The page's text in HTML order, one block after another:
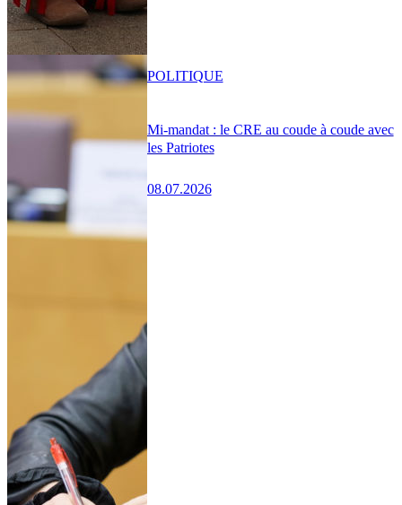
Mi-mandat : le CRE au coude à coude avec
les Patriotes
08.07.2026
POLITIQUE